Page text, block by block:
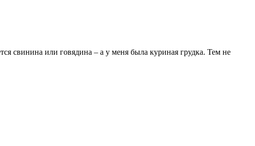
свинина или говядина – а у меня была куриная грудка. Тем не